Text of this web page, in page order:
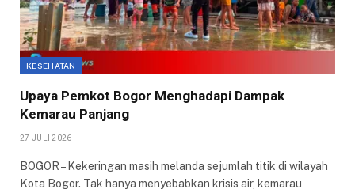
KESEHATAN
Upaya Pemkot Bogor Menghadapi Dampak
Kemarau Panjang
27 JULI 2026
BOGOR – Kekeringan masih melanda sejumlah titik di wilayah
Kota Bogor. Tak hanya menyebabkan krisis air, kemarau